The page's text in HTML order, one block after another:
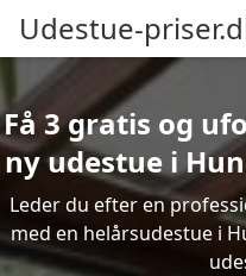
Udestue-
Få 3 gratis og
ny udestue i
Leder du efter en
med en helårsudestue i